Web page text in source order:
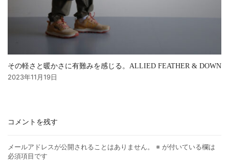
その軽さと暖かさに有難みを感じる。ALLIED FEATHER & DOWN
2023年11月19日
コメントを残す
メールアドレスが公開されることはありません。 ※ が付いている欄は
必須項目です